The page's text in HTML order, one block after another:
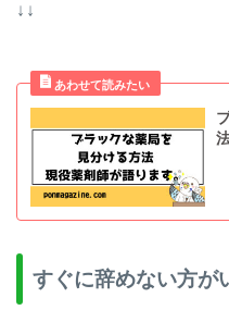
↓↓
すぐに辞めない方が